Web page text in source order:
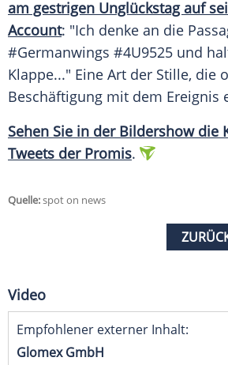
am gestrigen Unglückstag auf
Account: "Ich denke an die
#Germanwings #4U9525 und
Klappe..." Eine Art der Stille, die
Beschäftigung mit dem Ereignis
Sehen Sie in der Bildershow die
Tweets der Promis.
Quelle:spot on news
Video
Empfohlener externer Inhalt:
Glomex GmbH